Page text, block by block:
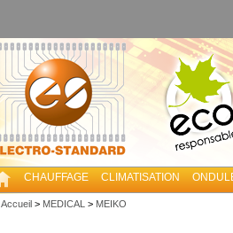
CHAUFFAGE CLIMATISATION
Accueil > MEDICAL > MEIKO